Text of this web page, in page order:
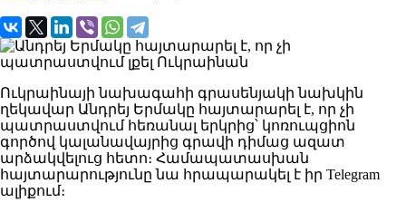
Ուկրաինայի նախագահի գրասենյակի նախկին
ղեկավար Անդրեյ Երմակը հայտարարել է, որ չի
պատրաստվում հեռանալ երկրից՝ կոռուպցիոն
գործով կալանավայրից գրավի դիմաց ազատ
արձակվելուց հետո։ Համապատասխան
հայտարարությունը նա հրապարակել է իր Telegram
ալիքում։